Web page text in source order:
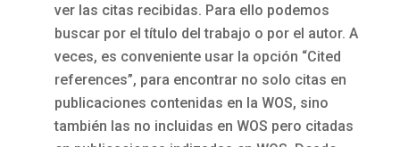
ver las citas recibidas. Para ello podemos
buscar por el título del trabajo o por el autor. A
veces, es conveniente usar la opción “Cited
references”, para encontrar no solo citas en
publicaciones contenidas en la WOS, sino
también las no incluidas en WOS pero citadas